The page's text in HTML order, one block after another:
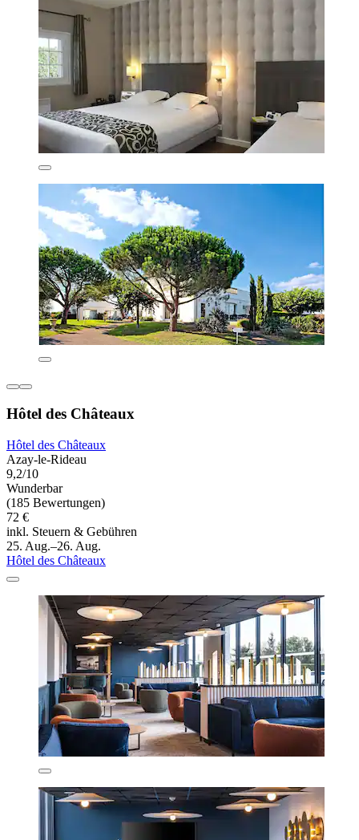
Hôtel des Châteaux
Hôtel des Châteaux
Azay-le-Rideau
9,2/10
Wunderbar
(185 Bewertungen)
72 €
inkl. Steuern & Gebühren
25. Aug.–26. Aug.
Hôtel des Châteaux